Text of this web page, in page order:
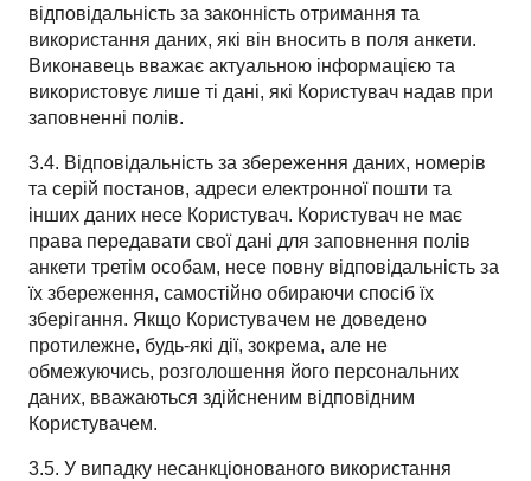
відповідальність за законність отримання та
використання даних, які він вносить в поля анкети.
Виконавець вважає актуальною інформацією та
використовує лише ті дані, які Користувач надав при
заповненні полів.
3.4. Відповідальність за збереження даних, номерів
та серій постанов, адреси електронної пошти та
інших даних несе Користувач. Користувач не має
права передавати свої дані для заповнення полів
анкети третім особам, несе повну відповідальність за
їх збереження, самостійно обираючи спосіб їх
зберігання. Якщо Користувачем не доведено
протилежне, будь-які дії, зокрема, але не
обмежуючись, розголошення його персональних
даних, вважаються здійсненим відповідним
Користувачем.
3.5. У випадку несанкціонованого використання